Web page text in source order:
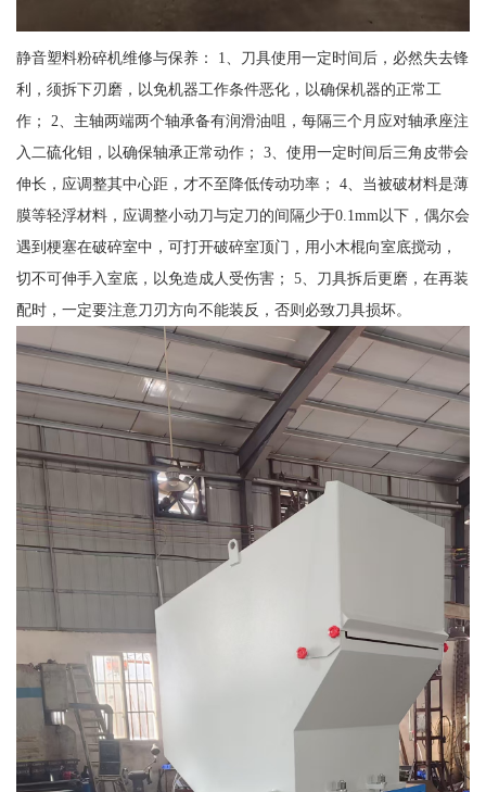
静音塑料粉碎机维修与保养： 1、刀具使用一定时间后，必然失去锋
利，须拆下刃磨，以免机器工作条件恶化，以确保机器的正常工
作； 2、主轴两端两个轴承备有润滑油咀，每隔三个月应对轴承座注
入二硫化钼，以确保轴承正常动作； 3、使用一定时间后三角皮带会
伸长，应调整其中心距，才不至降低传动功率； 4、当被破材料是薄
膜等轻浮材料，应调整小动刀与定刀的间隔少于0.1mm以下，偶尔会
遇到梗塞在破碎室中，可打开破碎室顶门，用小木棍向室底搅动，
切不可伸手入室底，以免造成人受伤害； 5、刀具拆后更磨，在再装
配时，一定要注意刀刃方向不能装反，否则必致刀具损坏。